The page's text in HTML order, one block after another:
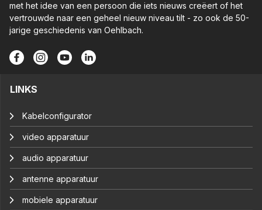
met het idee van een persoon die iets nieuws creëert of het
vertrouwde naar een geheel nieuw niveau tilt - zo ook de 50-
jarige geschiedenis van Oehlbach.
LINKS
Kabelconfigurator
video apparatuur
audio apparatuur
antenne apparatuur
mobiele apparatuur